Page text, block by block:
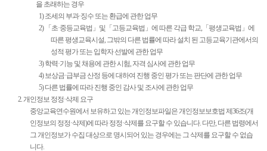
을 초래하는 경우
1) 조세의 부과·징수 또는 환급에 관한 업무
2) 「초·중등교육법」및「고등교육법」에 따른 각급 학교,「평생교육법」에
따른 평생교육시설, 그밖의 다른 법률에 따라 설치 된 고등교육기관에서의
성적 평가 또는 입학자 선발에 관한 업무
3) 학력·기능 및 채용에 관한 시험, 자격 심사에 관한 업무
4) 보상금·급부금 산정 등에 대하여 진행 중인 평가 또는 판단에 관한 업무
5) 다른 법률에 따라 진행 중인 감사 및 조사에 관한 업무
2. 개인정보 정정·삭제 요구
중앙교육연수원에서 보유하고 있는 개인정보파일은 개인정보보호법 제36조(개
인정보의 정정·삭제)에 따라 정정·삭제를 요구할 수 있습니다. 다만, 다른 법령에서
그 개인정보가 수집 대상으로 명시되어 있는 경우에는 그 삭제를 요구할 수 없습
니다.